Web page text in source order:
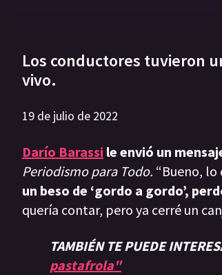
Los conductores tuvieron
vivo.
19 de julio de 2022
Darío Barassi le envió un
Periodismo para Todo. “Bueno,
un beso de ‘gordo a gordo’,
quería contar, pero ya cerré un
TAMBIÉN TE PUEDE
pastafrola"